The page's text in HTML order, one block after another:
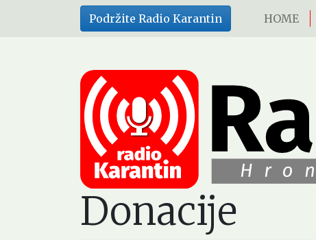
Podržite Radio Karantin HOME
Donacije